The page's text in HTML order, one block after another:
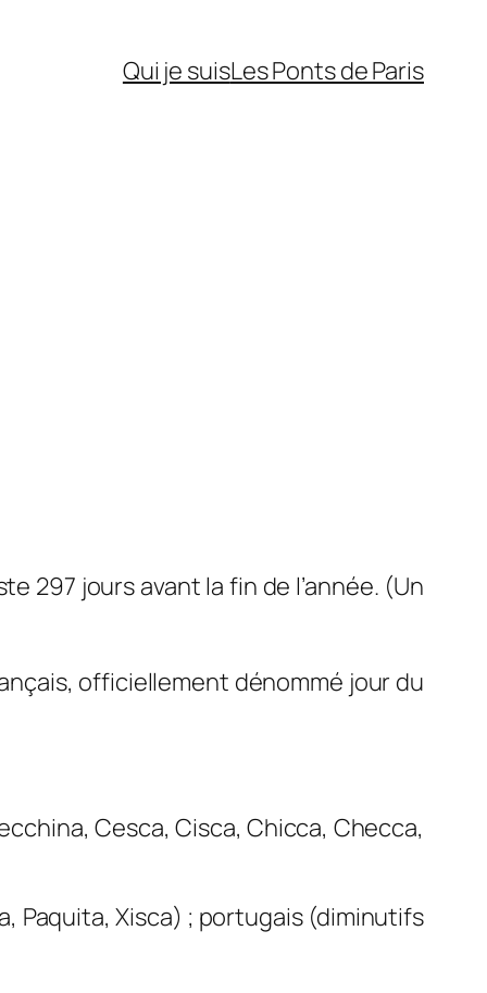
Qui je suisLes Ponts de Paris
297 jours avant la fin de l’année. (Un
officiellement dénommé jour du
,Cesca, Cisca, Chicca, Checca,
, Paquita,Xisca) ; portugais (diminutifs